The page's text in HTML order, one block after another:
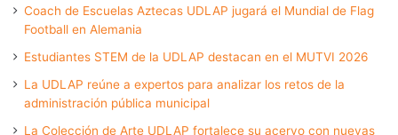
Coach de Escuelas Aztecas UDLAP jugará el Mundial de Flag
Football en Alemania
Estudiantes STEM de la UDLAP destacan en el MUTVI 2026
La UDLAP reúne a expertos para analizar los retos de la
administración pública municipal
La Colección de Arte UDLAP fortalece su acervo con nuevas